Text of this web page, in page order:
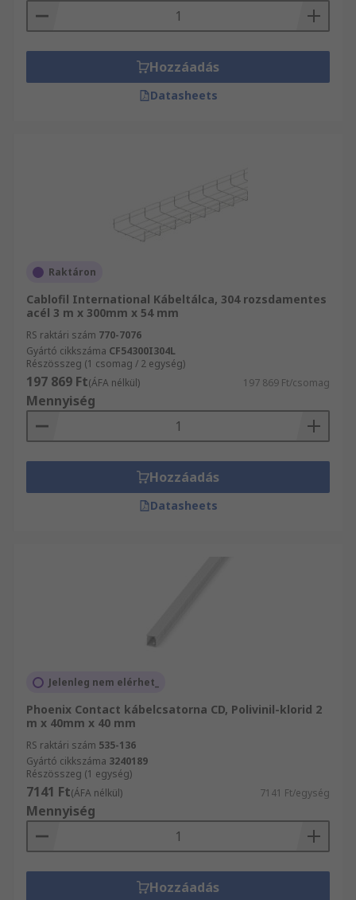
Hozzáadás
Datasheets
Raktáron
Cablofil International Kábeltálca, 304 rozsdamentes
acél 3 m x 300mm x 54 mm
RS raktári szám 770-7076
Gyártó cikkszáma CF54300I304L
Részösszeg (1 csomag / 2 egység)
197 869 Ft(ÁFA nélkül) 197 869 Ft/csomag
Mennyiség
Hozzáadás
Datasheets
Jelenleg nem elérhet_
Phoenix Contact kábelcsatorna CD, Polivinil-klorid 2
m x 40mm x 40 mm
RS raktári szám 535-136
Gyártó cikkszáma 3240189
Részösszeg (1 egység)
7141 Ft(ÁFA nélkül) 7141 Ft/egység
Mennyiség
Hozzáadás